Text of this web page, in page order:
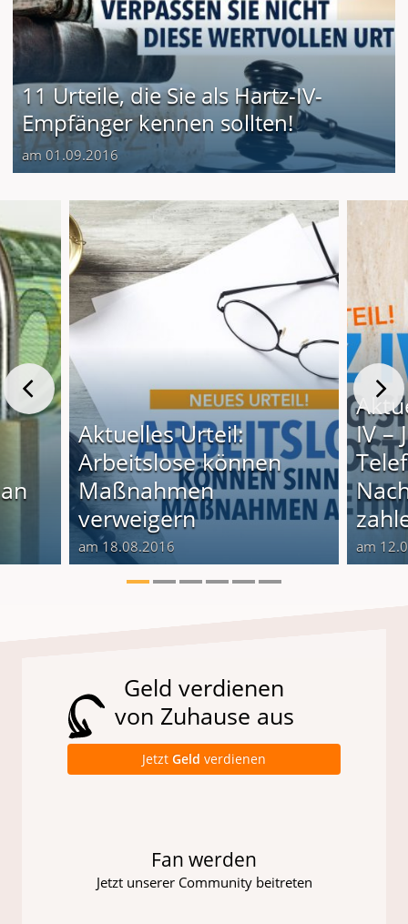
11 Urteile, die Sie als Hartz-IV-
Empfänger kennen sollten!
am 01.09.2016
Aktuelles Urteil:
Arbeitslose können
Maßnahmen
verweigern
am 18.08.2016
IV –
am
Geld verdienen
von Zuhause aus
Jetzt Geld verdienen
Fan werden
Jetzt unserer Community beitreten